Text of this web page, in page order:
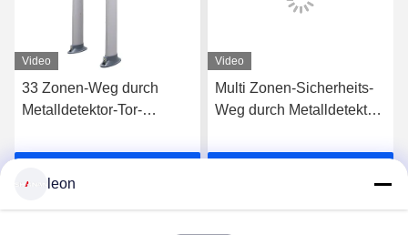
Video
33 Zonen-Weg durch
Metalldetektor-Tor-
Niveau-Empfindlichkeit
Video
Multi Zonen-Sicherheits-
Weg durch Metalldetektor-
oder Flughafen
leon